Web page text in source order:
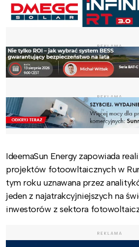
REKLAMA
REKLAMA
IdeemaSun Energy zapowiada
projektów fotoowltaicznych w
tym roku uznawana przez
jeden z najatrakcyjniejszych na
inwestorów z sektora
REKLAMA